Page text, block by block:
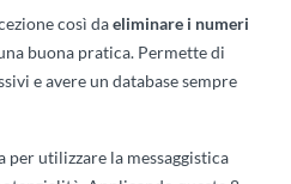
così daeliminare i numeri
buona pratica. Permette di
e avere un database sempre
per utilizzare la messaggistica